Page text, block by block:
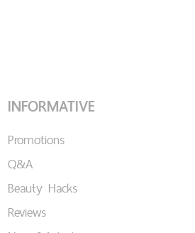
INFORMATIVE
Promotions
Q&A
Beauty Hacks
Reviews